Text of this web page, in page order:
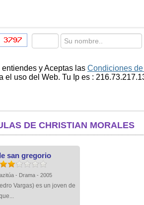
y Aceptas las Condiciones
el uso del Web. Tu Ip es :
DE CHRISTIAN MORALES
san gregorio
- Drama - 2005
Vargas) es un joven de